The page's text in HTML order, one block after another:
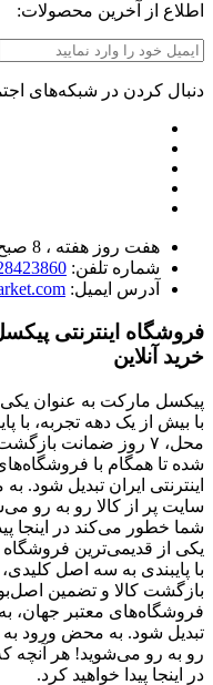
اطلاع از آخرین محصولات:
دنبال کردن در شبکه‌های
هفت روز هفته ، 8 صبح تا 9 شب پاسخگوی شما هستیم.
شماره تلفن:
آدرس ایمیل:
فروشگاه اینترنتی
خرید آنلاین
پیکسل مارکت به عنوان یکی
با بیش از یک دهه تجربه، با
محل، ۷ روز ضمانت
شده تا همگام با
اینترنتی ایران تبدیل
سایت پر از کالا رو به رو
شما خطور می‌کند در اینجا
یکی از قدیمی‌ترین فروشگاه
بازگشت کالا و تضمین
فروشگاه‌های معتبر جهان،
تبدیل شود. به محض ورود به
رو به رو می‌شوید! هر آنچه
در اینجا پیدا خواهید کرد.